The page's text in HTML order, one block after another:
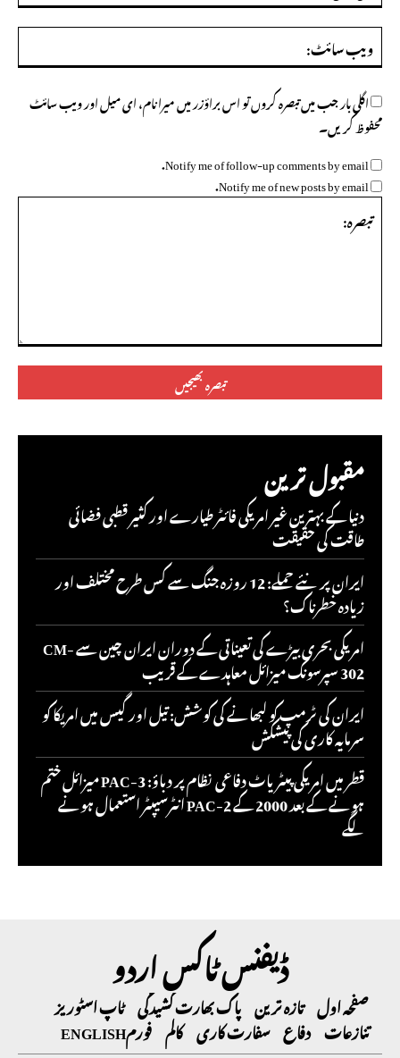
تبصرہ:
اگلی بار جب میں تبصرہ کروں تو اس براؤزر میں میرا نام، ای میل اور ویب سائٹ
محفوظ کریں۔
Notify me of follow-up comments by email.
Notify me of new posts by email.
مقبول ترین
دنیا کے بہترین غیر امریکی فائٹر طیارے اور کثیر قطبی فضائی
طاقت کی حقیقت
ایران پر نئے حملے: 12 روزہ جنگ سے کس طرح مختلف اور
زیادہ خطرناک؟
امریکی بحری بیڑے کی تعیناتی کے دوران ایران چین سے CM-
302 سپرسونک میزائل معاہدے کے قریب
ایران کی ٹرمپ کو لبھانے کی کوشش: تیل اور گیس میں امریکا کو
سرمایہ کاری کی پیشکش
قطر میں امریکی پیٹریاٹ دفاعی نظام پر دباؤ: PAC-3 میزائل ختم
ہونے کے بعد 2000 کے PAC-2 انٹرسیپٹر استعمال ہونے
لگے
ڈیفنس ٹاکس اردو
صفحہ اول تازہ ترین پاک بھارت کشیدگی ٹاپ اسٹوریز
تنازعات دفاع سفارت کاری کالم فورمENGLISH